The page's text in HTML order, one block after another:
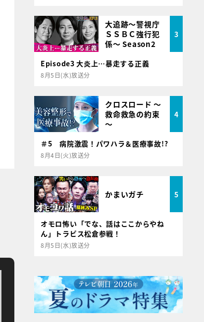
大追跡～警視庁
ＳＳＢＣ強行犯
係～ Season2
3
Episode3 大炎上…暴走する正義
8月5日(水)放送分
クロスロード ～
救命救急の約束
～
4
＃5 病院激震！パワハラ＆医療事故!?
8月4日(火)放送分
かまいガチ 5
オモロ怖い「でな、話はここからやね
ん」トラビス松倉参戦！
8月5日(水)放送分